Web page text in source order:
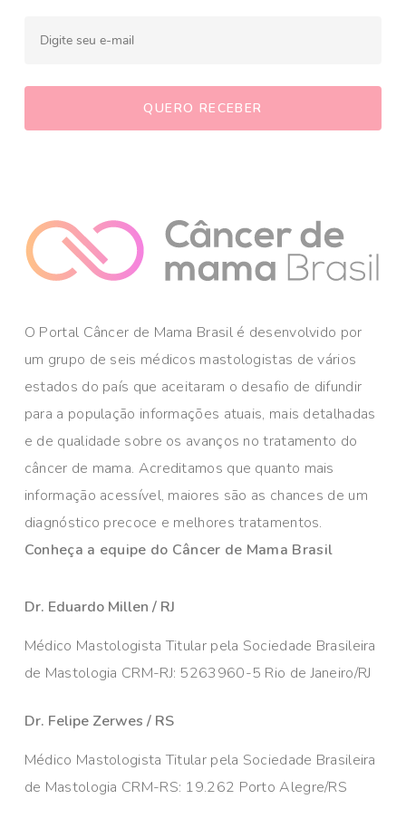
O Portal Câncer de Mama Brasil é desenvolvido por
um grupo de seis médicos mastologistas de vários
estados do país que aceitaram o desafio de difundir
para a população informações atuais, mais detalhadas
e de qualidade sobre os avanços no tratamento do
câncer de mama. Acreditamos que quanto mais
informação acessível, maiores são as chances de um
diagnóstico precoce e melhores tratamentos.
Conheça a equipe do Câncer de Mama Brasil
Dr. Eduardo Millen / RJ
Médico Mastologista Titular pela Sociedade Brasileira
de Mastologia CRM-RJ: 5263960-5 Rio de Janeiro/RJ
Dr. Felipe Zerwes / RS
Médico Mastologista Titular pela Sociedade Brasileira
de Mastologia CRM-RS: 19.262 Porto Alegre/RS